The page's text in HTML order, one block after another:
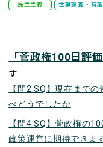
民主主義 世論調査・有
「菅政権100日評
す
【問2.SQ】現在まで
べどうでしたか
【問4.SQ】菅政権の
政策運営に期待できま